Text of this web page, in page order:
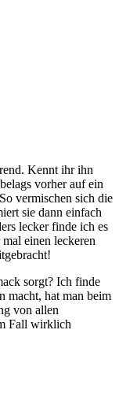
Kennt ihr ihn
vorher auf ein
vermischen sich die
sie dann einfach
lecker finde ich es
einen leckeren
sorgt? Ich finde
macht, hat man beim
von allen
Fall wirklich